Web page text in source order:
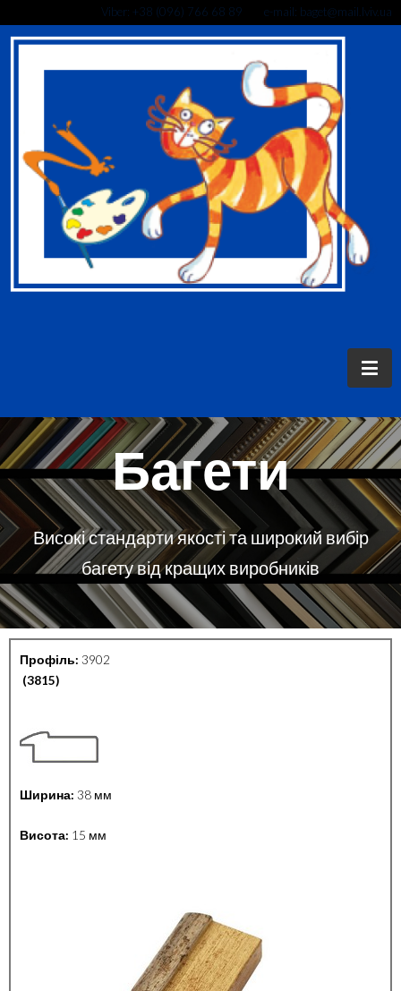
Viber: +38 (096) 766 68 89 e-mail: baget@mail.lviv.ua
Багети
Високі стандарти якості та широкий вибір
багету від кращих виробників
Профіль: 3902
(3815)
Ширина: 38 мм
Висота: 15 мм